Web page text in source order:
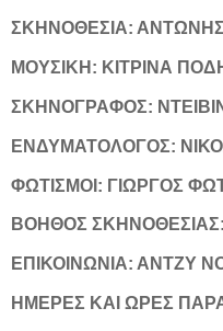
ΣΚΗΝΟΘΕΣΙΑ:
ΜΟΥΣΙΚΗ: ΚΙΤΡΙΝΑ
ΣΚΗΝΟΓΡΑΦΟΣ:
ΕΝΔΥΜΑΤΟΛΟΓΟΣ:
ΦΩΤΙΣΜΟΙ: ΓΙΩΡΓΟΣ
ΒΟΗΘΟΣ
ΕΠΙΚΟΙΝΩΝΙΑ: ΑΝΤΖΥ
ΗΜΕΡΕΣ ΚΑΙ ΩΡΕΣ